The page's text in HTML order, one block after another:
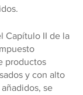
Capítulo II de la
productos
y con alto
se